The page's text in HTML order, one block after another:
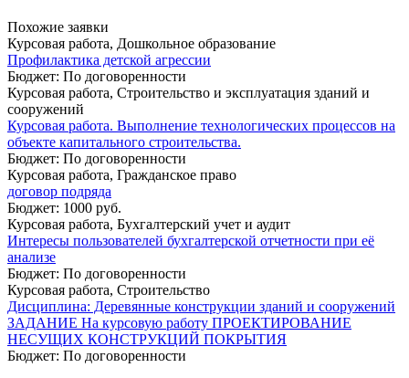
Похожие заявки
Курсовая работа, Дошкольное образование
Профилактика детской агрессии
Бюджет: По договоренности
Курсовая работа, Строительство и эксплуатация зданий и
сооружений
Курсовая работа. Выполнение технологических процессов на
объекте капитального строительства.
Бюджет: По договоренности
Курсовая работа, Гражданское право
договор подряда
Бюджет: 1000 руб.
Курсовая работа, Бухгалтерский учет и аудит
Интересы пользователей бухгалтерской отчетности при её
анализе
Бюджет: По договоренности
Курсовая работа, Строительство
Дисциплина: Деревянные конструкции зданий и сооружений
ЗАДАНИЕ На курсовую работу ПРОЕКТИРОВАНИЕ
НЕСУЩИХ КОНСТРУКЦИЙ ПОКРЫТИЯ
Бюджет: По договоренности